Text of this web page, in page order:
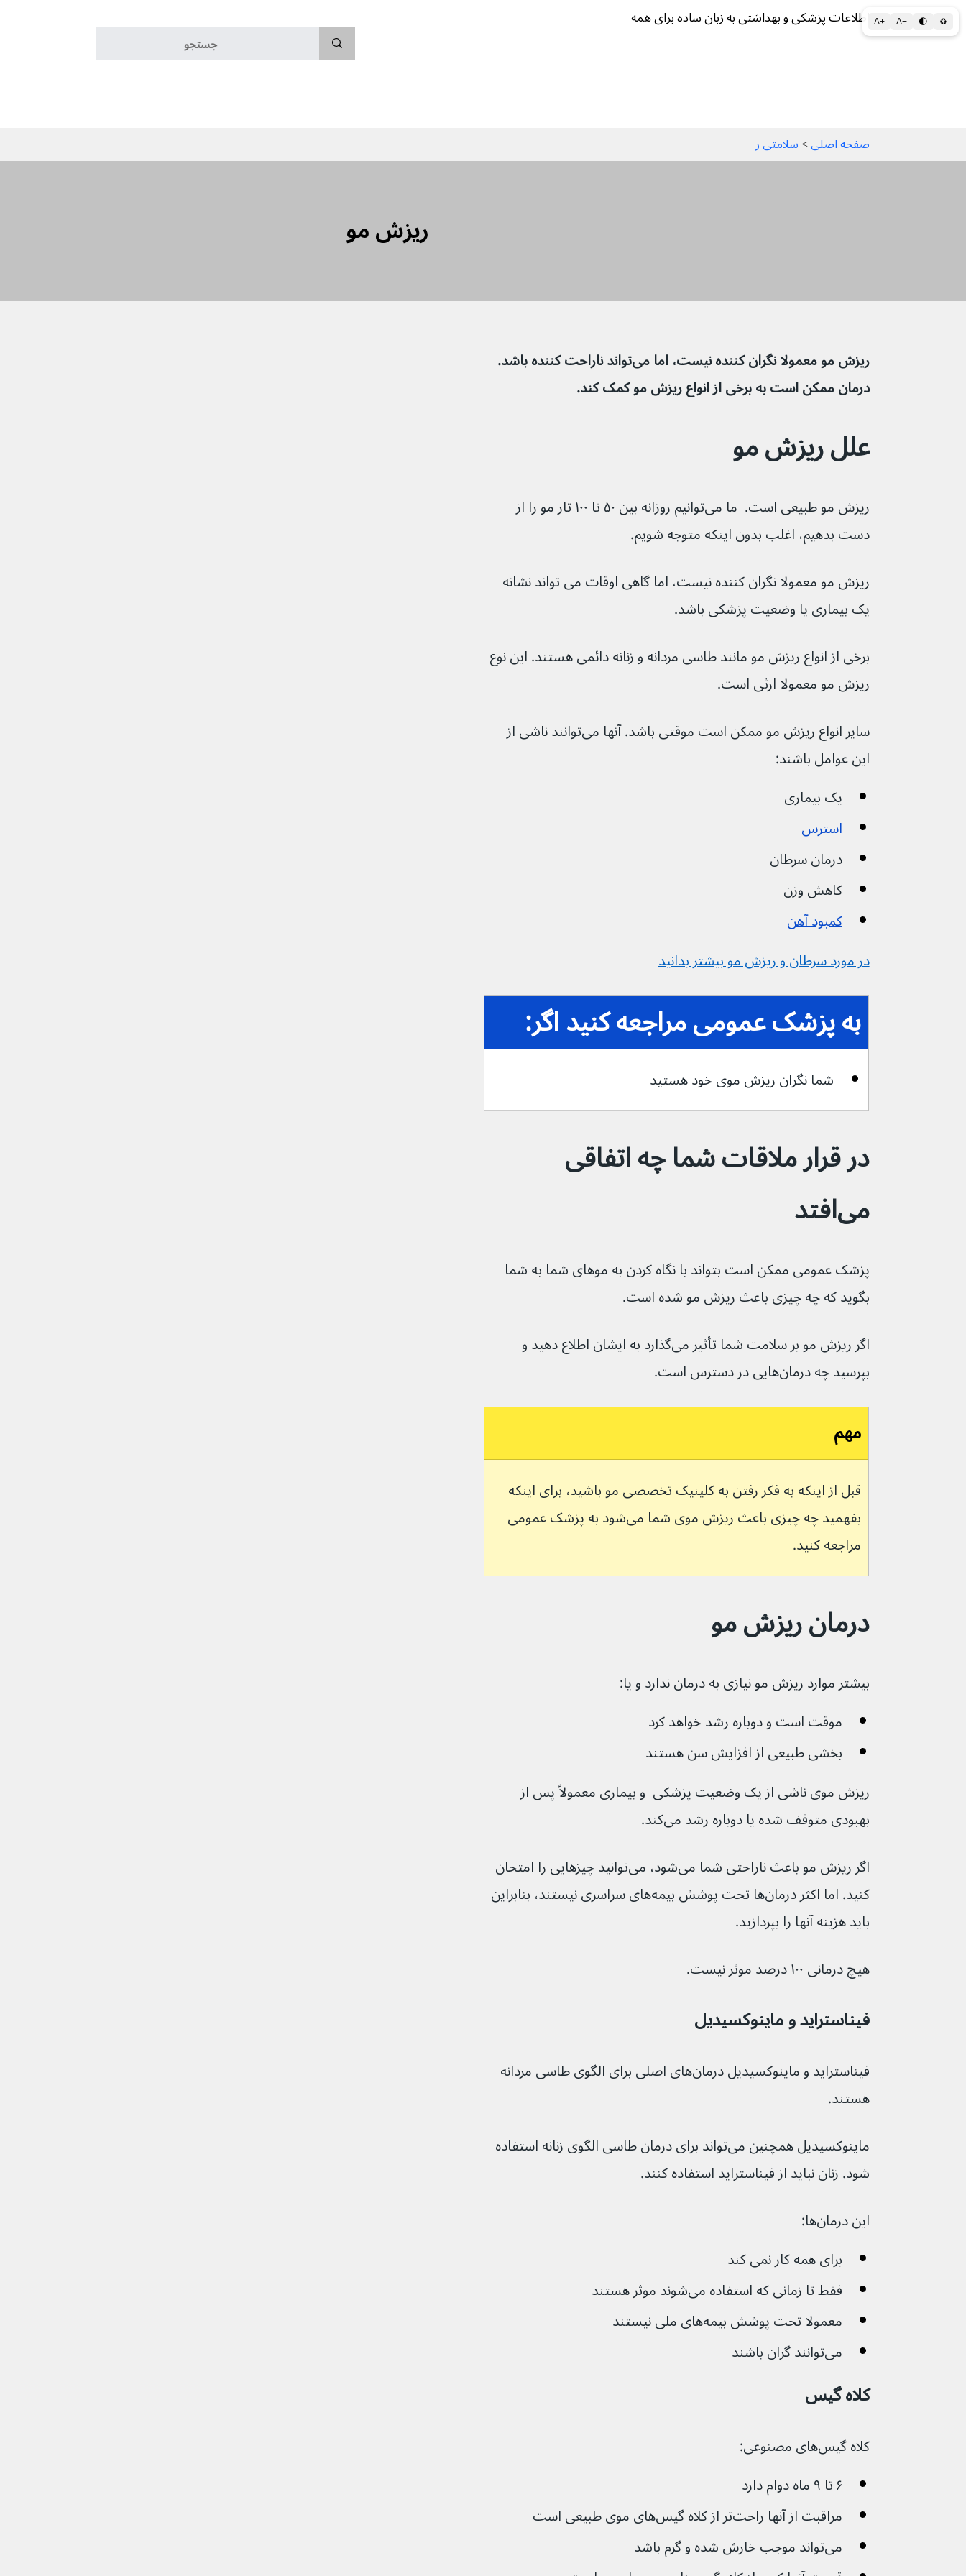
A+ A− 🌓 ♻ اطلاعات پزشکی و بهداشتی به زبان ساده برای همه
ریزش مو
صفحه اصلی > سلامتی ر
ریزش مو معمولا نگران کننده نیست، اما می‌تواند ناراحت کننده باشد.
درمان ممکن است به برخی از انواع ریزش مو کمک کند.
علل ریزش مو
ریزش مو طبیعی است.  ما می‌توانیم روزانه بین ۵۰ تا ۱۰۰ تار مو را از
دست بدهیم، اغلب بدون اینکه متوجه شویم.
ریزش مو معمولا نگران کننده نیست، اما گاهی اوقات می تواند نشانه
یک بیماری یا وضعیت پزشکی باشد.
برخی از انواع ریزش مو مانند طاسی مردانه و زنانه دائمی هستند. این نوع
ریزش مو معمولا ارثی است.
سایر انواع ریزش مو ممکن است موقتی باشد. آنها می‌توانند ناشی از
این عوامل باشند:
یک بیماری
استرس
درمان سرطان
کاهش وزن
کمبود آهن
در مورد سرطان و ریزش مو بیشتر بدانید
به پزشک عمومی مراجعه کنید اگر:
شما نگران ریزش موی خود هستید
در قرار ملاقات شما چه اتفاقی
می‌افتد
پزشک عمومی ممکن است بتواند با نگاه کردن به موهای شما به شما
بگوید که چه چیزی باعث ریزش مو شده است.
اگر ریزش مو بر سلامت شما تأثیر می‌گذارد به ایشان اطلاع دهید و
بپرسید چه درمان‌هایی در دسترس است.
مهم
قبل از اینکه به فکر رفتن به کلینیک تخصصی مو باشید، برای اینکه
بفهمید چه چیزی باعث ریزش موی شما می‌شود به پزشک عمومی
مراجعه کنید.
درمان ریزش مو
بیشتر موارد ریزش مو نیازی به درمان ندارد و یا:
موقت است و دوباره رشد خواهد کرد
بخشی طبیعی از افزایش سن هستند
ریزش موی ناشی از یک وضعیت پزشکی  و بیماری معمولاً پس از
بهبودی متوقف شده یا دوباره رشد می‌کند.
اگر ریزش مو باعث ناراحتی شما می‌شود، می‌توانید چیزهایی را امتحان
کنید. اما اکثر درمان‌ها تحت پوشش بیمه‌های سراسری نیستند، بنابراین
باید هزینه آنها را بپردازید.
هیچ درمانی ۱۰۰ درصد موثر نیست.
فیناستراید و ماینوکسیدیل
فیناستراید و ماینوکسیدیل درمان‌های اصلی برای الگوی طاسی مردانه
هستند.
ماینوکسیدیل همچنین می‌تواند برای درمان طاسی الگوی زنانه استفاده
شود. زنان نباید از فیناستراید استفاده کنند.
این درمان‌ها:
برای همه کار نمی کند
فقط تا زمانی که استفاده می‌شوند موثر هستند
معمولا تحت پوشش بیمه‌های ملی نیستند
می‌توانند گران باشند
کلاه گیس
کلاه گیس‌های مصنوعی:
۶ تا ۹ ماه دوام دارد
مراقبت از آنها راحت‌تر از کلاه گیس‌های موی طبیعی است
می‌تواند موجب خارش شده و گرم باشد